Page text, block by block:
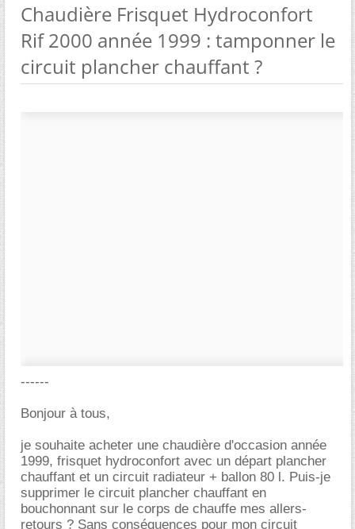
Chaudière Frisquet Hydroconfort
Rif 2000 année 1999 : tamponner le
circuit plancher chauffant ?
------
Bonjour à tous,
je souhaite acheter une chaudière d'occasion année
1999, frisquet hydroconfort avec un départ plancher
chauffant et un circuit radiateur + ballon 80 l. Puis-je
supprimer le circuit plancher chauffant en
bouchonnant sur le corps de chauffe mes allers-
retours ? Sans conséquences pour mon circuit